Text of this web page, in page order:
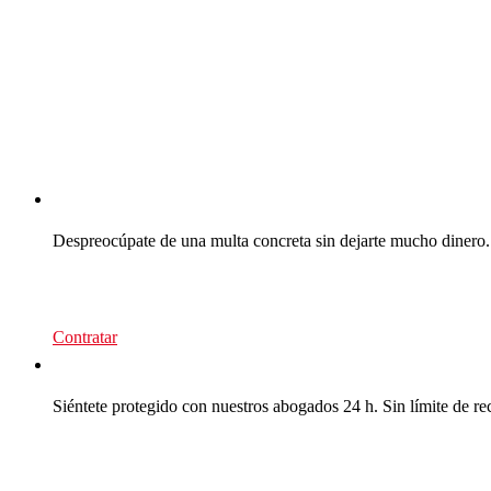
Despreocúpate de una multa concreta sin dejarte mucho dinero.
Contratar
Siéntete protegido con nuestros abogados 24 h. Sin límite de